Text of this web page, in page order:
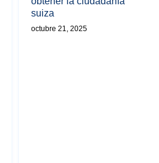
suiza
octubre 21, 2025